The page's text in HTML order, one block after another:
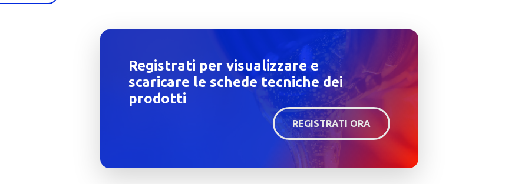
Registrati per visualizzare e
scaricare le schede tecniche dei
prodotti
REGISTRATI ORA